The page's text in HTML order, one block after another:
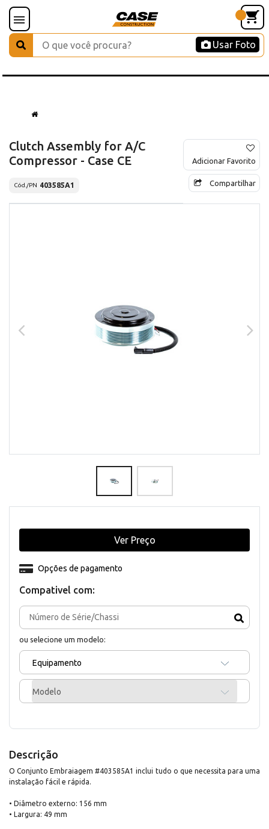
Usar Foto
Clutch Assembly for A/C
Compressor - Case CE
Cód./PN 403585A1
Adicionar Favorito
Compartilhar
Compativel com:
ou selecione um modelo:
Equipamento
Modelo
Opções de pagamento
Ver Preço
Descrição
O Conjunto Embraiagem #403585A1 inclui tudo o que necessita para uma
instalação fácil e rápida.
• Diâmetro externo: 156 mm
• Largura: 49 mm